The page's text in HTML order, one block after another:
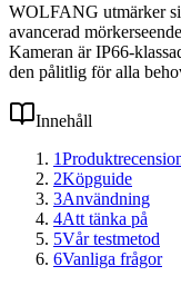
WOLFANG utmärker
avancerad
Kameran är IP66-
den pålitlig för alla
Innehåll
1
2Köpguide
3Användning
4Att tänka på
5Vår testmetod
6Vanliga frågor